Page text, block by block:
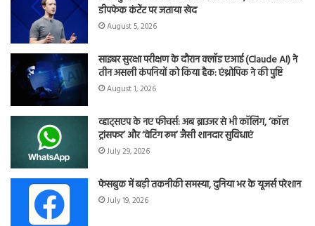
डीपफेक कंटेंट पर जताया खेद
August 5, 2026
साइबर सुरक्षा परीक्षण के दौरान क्लॉड एआई (Claude AI) ने
तीन असली कंपनियों को किया हैक: एंथ्रोपिक ने की पुष्टि
August 1, 2026
व्हाट्सएप के नए फीचर्स: अब ब्राउजर से भी कॉलिंग, ‘कॉल
ट्रांसफर’ और ‘वेटिंग रूम’ जैसी शानदार सुविधाएं
July 29, 2026
फेसबुक में बड़ी तकनीकी समस्या, दुनिया भर के यूजर्स परेशान
July 19, 2026